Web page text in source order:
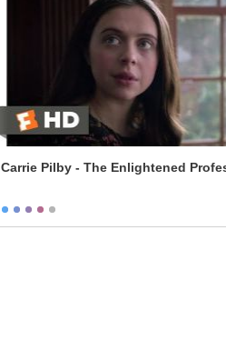
Carrie Pilby - The Enlightened